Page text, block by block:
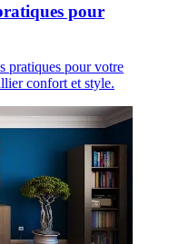
pour
pratiques pour votre
confort et style.